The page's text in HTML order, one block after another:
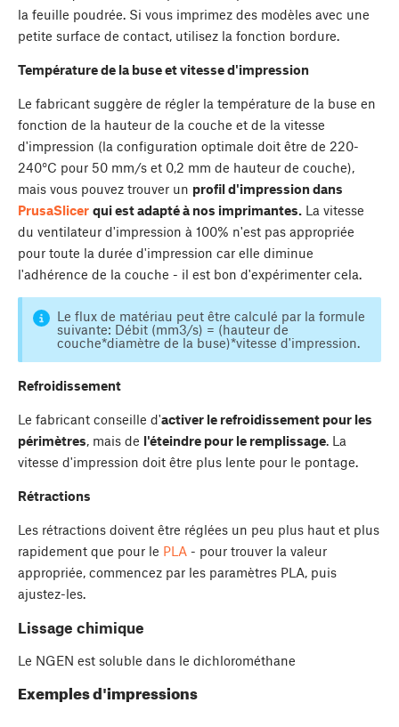
la feuille poudrée. Si vous imprimez des modèles avec une
petite surface de contact, utilisez la fonction bordure.
Température de la buse et vitesse d'impression
Le fabricant suggère de régler la température de la buse en
fonction de la hauteur de la couche et de la vitesse
d'impression (la configuration optimale doit être de 220-
240°C pour 50 mm/s et 0,2 mm de hauteur de couche),
mais vous pouvez trouver un profil d'impression dans
PrusaSlicer qui est adapté à nos imprimantes. La vitesse
du ventilateur d'impression à 100% n'est pas appropriée
pour toute la durée d'impression car elle diminue
l'adhérence de la couche - il est bon d'expérimenter cela.
Le flux de matériau peut être calculé par la formule
suivante: Débit (mm3/s) = (hauteur de
couche*diamètre de la buse)*vitesse d'impression.
Refroidissement
Le fabricant conseille d'activer le refroidissement pour les
périmètres, mais de l'éteindre pour le remplissage. La
vitesse d'impression doit être plus lente pour le pontage.
Rétractions
Les rétractions doivent être réglées un peu plus haut et plus
rapidement que pour le PLA - pour trouver la valeur
appropriée, commencez par les paramètres PLA, puis
ajustez-les.
Lissage chimique
Le NGEN est soluble dans le dichlorométhane
Exemples d'impressions